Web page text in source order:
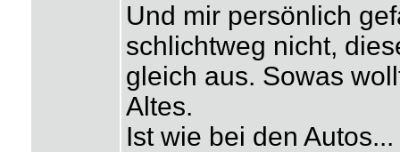
Und mir persönlich
schlichtweg nicht,
gleich aus. Sowas
Altes.
Ist wie bei den Autos...